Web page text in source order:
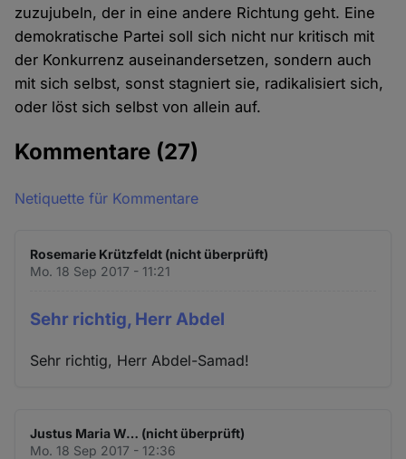
zuzujubeln, der in eine andere Richtung geht. Eine
demokratische Partei soll sich nicht nur kritisch mit
der Konkurrenz auseinandersetzen, sondern auch
mit sich selbst, sonst stagniert sie, radikalisiert sich,
oder löst sich selbst von allein auf.
Kommentare (27)
Netiquette für Kommentare
Rosemarie Krützfeldt (nicht überprüft)
Mo. 18 Sep 2017 - 11:21
Sehr richtig, Herr Abdel
Sehr richtig, Herr Abdel-Samad!
Justus Maria W… (nicht überprüft)
Mo. 18 Sep 2017 - 12:36